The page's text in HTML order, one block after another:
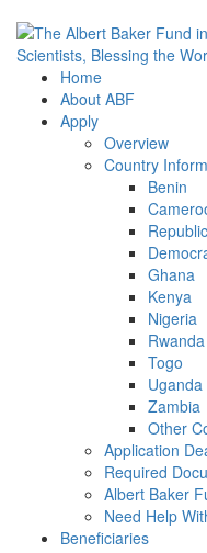
Home
About ABF
Apply
Overview
Country
Benin
Ghana
Kenya
Nigeria
Rwanda
Togo
Uganda
Zambia
Other
Application
Required
Albert Baker
Need Help
Beneficiaries